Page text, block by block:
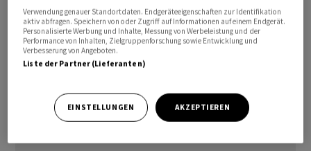
um Geld einzuwerben. Er hoffe sehr, dass der Bund
seinen Teil für das «grosse nationale Projekt»
übernehmen werde, laut Söder mehr als eine Milliarde
Euro.
Verwendung genauer Standortdaten. Endgeräteeigenschaften zur Identifikation
aktiv abfragen. Speichern von oder Zugriff auf Informationen auf einem Endgerät.
Personalisierte Werbung und Inhalte, Messung von Werbeleistung und der
Performance von Inhalten, Zielgruppenforschung sowie Entwicklung und
Verbesserung von Angeboten.
Liste der Partner (Lieferanten)
EINSTELLUNGEN AKZEPTIEREN